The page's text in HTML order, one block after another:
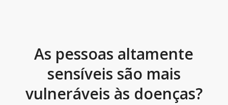
As pessoas altamente
sensíveis são mais
vulneráveis às doenças?